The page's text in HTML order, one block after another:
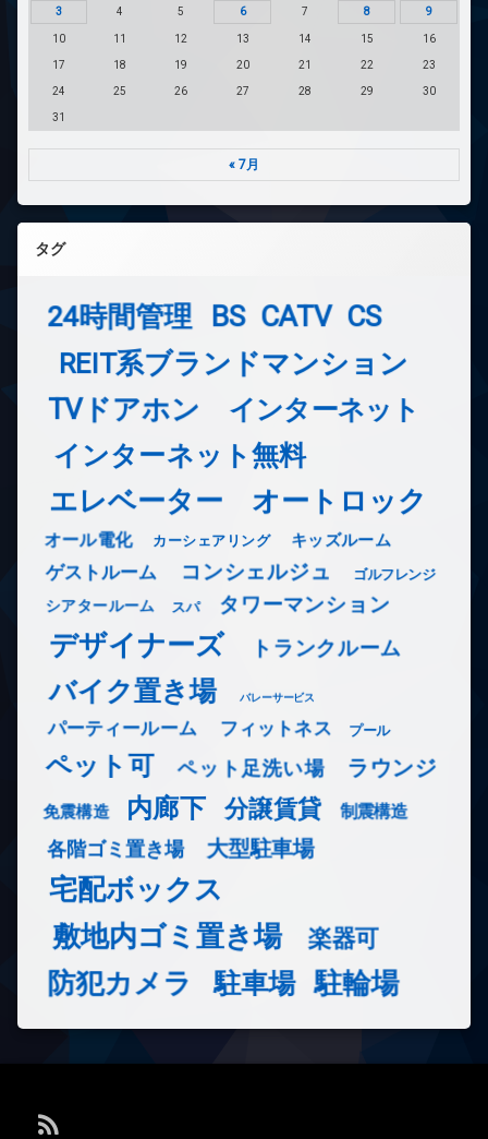
3 4 5 6 7 8 9
10 11 12 13 14 15 16
17 18 19 20 21 22 23
24 25 26 27 28 29 30
31
« 7月
タグ
24時間管理 BS CATV CS
REIT系ブランドマンション
TVドアホン
インターネット
インターネット無料
エレベーター オートロック
オール電化 カーシェアリング キッズルーム
ゲストルーム コンシェルジュ ゴルフレンジ
シアタールーム スパ タワーマンション
デザイナーズ トランクルーム
バイク置き場 バレーサービス
パーティールーム フィットネス プール
ペット可 ペット足洗い場 ラウンジ
免震構造 内廊下 分譲賃貸 制震構造
各階ゴミ置き場 大型駐車場
宅配ボックス
敷地内ゴミ置き場
楽器可
防犯カメラ 駐車場 駐輪場